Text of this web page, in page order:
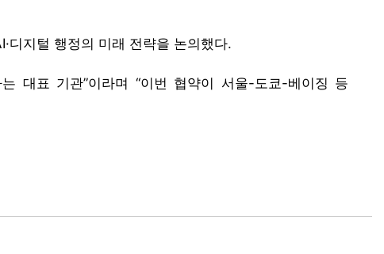
디지털 행정의 미래 전략을 논의했다.
대표 기관”이라며 “이번 협약이 서울-도쿄-베이징 등